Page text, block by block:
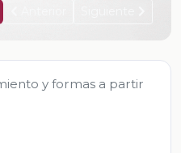
y formas a partir